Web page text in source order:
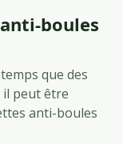
boules
que des
peut être
anti-boules